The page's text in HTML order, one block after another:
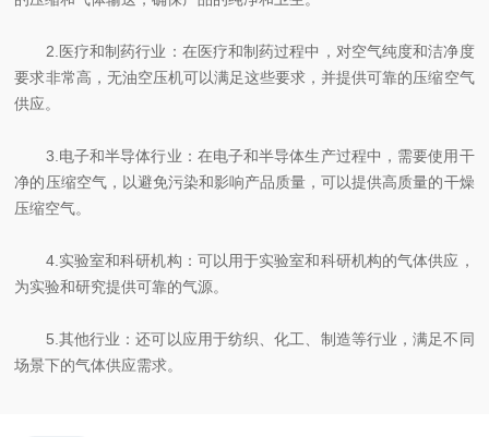
2.医疗和制药行业：在医疗和制药过程中，对空气纯度和洁净度
要求非常高，无油空压机可以满足这些要求，并提供可靠的压缩空气
供应。
3.电子和半导体行业：在电子和半导体生产过程中，需要使用干
净的压缩空气，以避免污染和影响产品质量，可以提供高质量的干燥
压缩空气。
4.实验室和科研机构：可以用于实验室和科研机构的气体供应，
为实验和研究提供可靠的气源。
5.其他行业：还可以应用于纺织、化工、制造等行业，满足不同
场景下的气体供应需求。